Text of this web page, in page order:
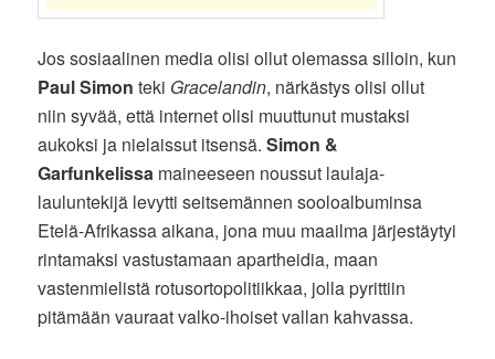
Jos sosiaalinen media olisi ollut olemassa silloin, kun
Paul Simon teki Gracelandin, närkästys olisi ollut
niin syvää, että internet olisi muuttunut mustaksi
aukoksi ja nielaissut itsensä.Simon &
Garfunkelissa maineeseen noussut laulaja-
lauluntekijä levytti seitsemännen sooloalbuminsa
Etelä-Afrikassa aikana, jona muu maailma järjestäytyi
rintamaksi vastustamaan apartheidia, maan
vastenmielistä rotusortopolitiikkaa, jolla pyrittiin
pitämään vauraat valko-ihoiset vallan kahvassa.